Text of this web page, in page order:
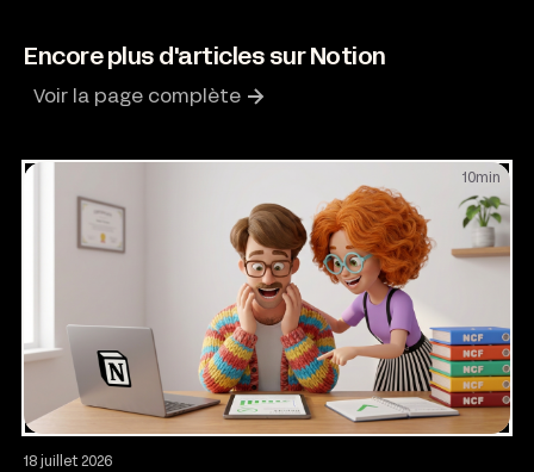
Encore plus d'articles sur Notion
Voir la page complète
18 juillet 2026
10 min